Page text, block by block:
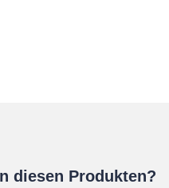
diesen Produkten?